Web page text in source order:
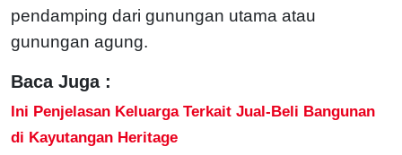
pendamping dari gunungan utama atau
gunungan agung.
Baca Juga :
Ini Penjelasan Keluarga Terkait Jual-Beli Bangunan
di Kayutangan Heritage